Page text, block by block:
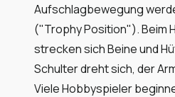
Aufschlagbewegung
("Trophy Position"). Beim
strecken sich Beine und
Schulter dreht sich, der
Viele Hobbyspieler